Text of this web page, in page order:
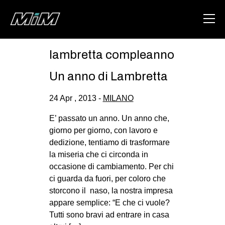
GAZA FREESTYLE
CSOA LAMBRETTA
MSM
STUDENTI TSUNAMI
ZAM
lambretta compleanno
Un anno di Lambretta
24 Apr , 2013 - MILANO
E’ passato un anno. Un anno che,
giorno per giorno, con lavoro e
dedizione, tentiamo di trasformare
la miseria che ci circonda in
occasione di cambiamento. Per chi
ci guarda da fuori, per coloro che
storcono il naso, la nostra impresa
appare semplice: “E che ci vuole?
Tutti sono bravi ad entrare in casa